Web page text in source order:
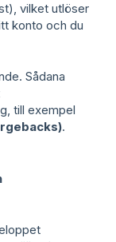
vilket utlöser
konto och du
Sådana
till exempel
.